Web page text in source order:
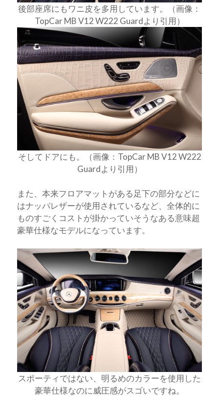
後部座席にもワニ皮を多用しています。（画像：
TopCar MB V12 W222 Guardより引用）
そしてドアにも。（画像：TopCar MB V12 W222
Guardより引用）
また、本来フロアマットがある足下の部分などに
はナッパレザーが使用されているなど、全体的に
ものすごくコストが掛かっていそうなある意味超
豪華仕様なモデルになっています。
スポーティではない、明るめのカラーを使用した
豪華仕様なのに威圧感がスゴいですね。